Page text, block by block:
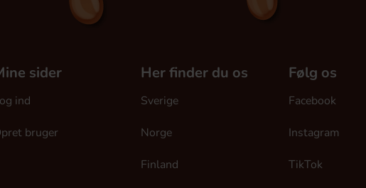
sider
ind
bruger
Her finder du os
Sverige
Norge
Finland
Følg os
Facebook
Instagram
TikTok